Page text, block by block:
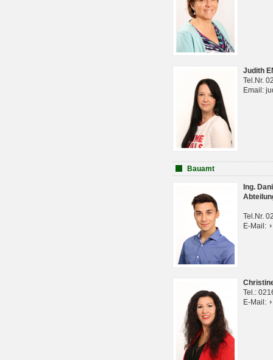
Judith
Tel.Nr.
Email:
Bauamt
Ing.
Tel.Nr.
E-Mail:
Tel.:
E-Mail: